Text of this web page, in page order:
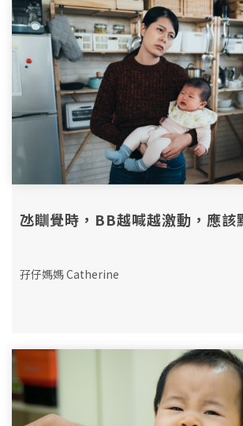
氹瞓覺時，BB越喊越激動，應該
孖仔媽媽 Catherine